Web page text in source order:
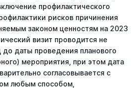
профилактического
рисков причинения
законом ценностям на 2023
визит проводится не
до даты проведения планового
мероприятия, при этом дата
согласовывается с
любым способом,